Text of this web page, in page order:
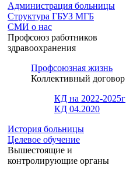
Администрация больницы
Структура ГБУЗ МГБ
СМИ о нас
Профсоюз работников
здравоохранения
Профсоюзная жизнь
Коллективный договор
КД на 2022-2025г
КД 04.2020
История больницы
Целевое обучение
Вышестоящие и
контролирующие органы